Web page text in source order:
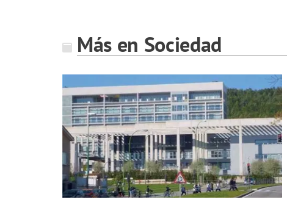
Más en Sociedad